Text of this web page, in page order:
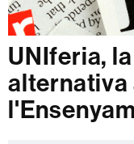
de
Facultad
de
Ciencias
UNIferia,
alternativa